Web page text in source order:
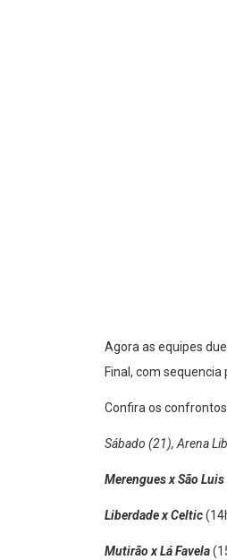
Agora as equipes
Final, com
Confira os
Sábado (21), Arena
Merengues x São Luis
Liberdade x Celtic
Mutirão x Lá Favela